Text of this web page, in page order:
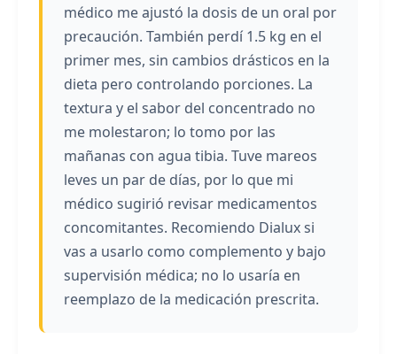
médico me ajustó la dosis de un oral por
precaución. También perdí 1.5 kg en el
primer mes, sin cambios drásticos en la
dieta pero controlando porciones. La
textura y el sabor del concentrado no
me molestaron; lo tomo por las
mañanas con agua tibia. Tuve mareos
leves un par de días, por lo que mi
médico sugirió revisar medicamentos
concomitantes. Recomiendo Dialux si
vas a usarlo como complemento y bajo
supervisión médica; no lo usaría en
reemplazo de la medicación prescrita.